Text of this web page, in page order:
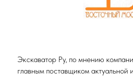
Экскаватор Ру, по мнению
главным поставщиком актуальной